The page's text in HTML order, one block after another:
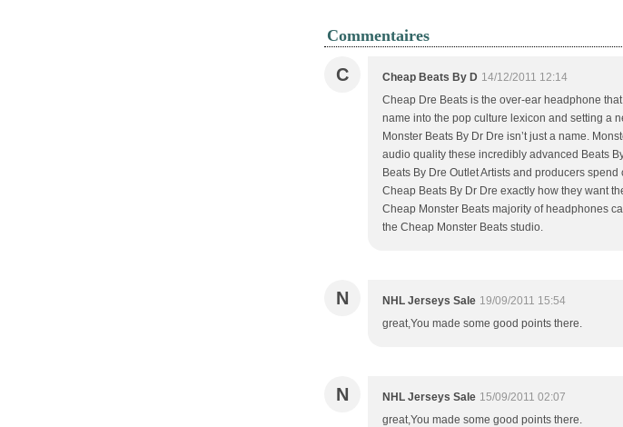
Commentaires
C Cheap Beats By D 14/12/2011 12:14
Cheap Dre Beats is the over-ear headphone
name into the pop culture lexicon and setting a
Monster Beats By Dr Dre isn’t just a name.
audio quality these incredibly advanced Beats
Beats By Dre Outlet Artists and producers
Cheap Beats By Dr Dre exactly how they want
Cheap Monster Beats majority of headphones
the Cheap Monster Beats studio.
N NHL Jerseys Sale 19/09/2011 15:54
great,You made some good points there.
N NHL Jerseys Sale 15/09/2011 02:07
great,You made some good points there.